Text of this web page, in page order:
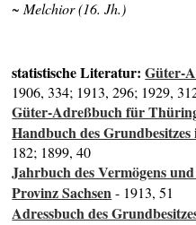
~ Melchior (16. Jh.)
statistische Literatur:Güter-
1906, 334; 1913, 296; 1929,
Güter-Adreßbuch für
Handbuch des
182; 1899, 40
Jahrbuch des Vermögens
Provinz Sachsen- 1913, 51
Adressbuch des